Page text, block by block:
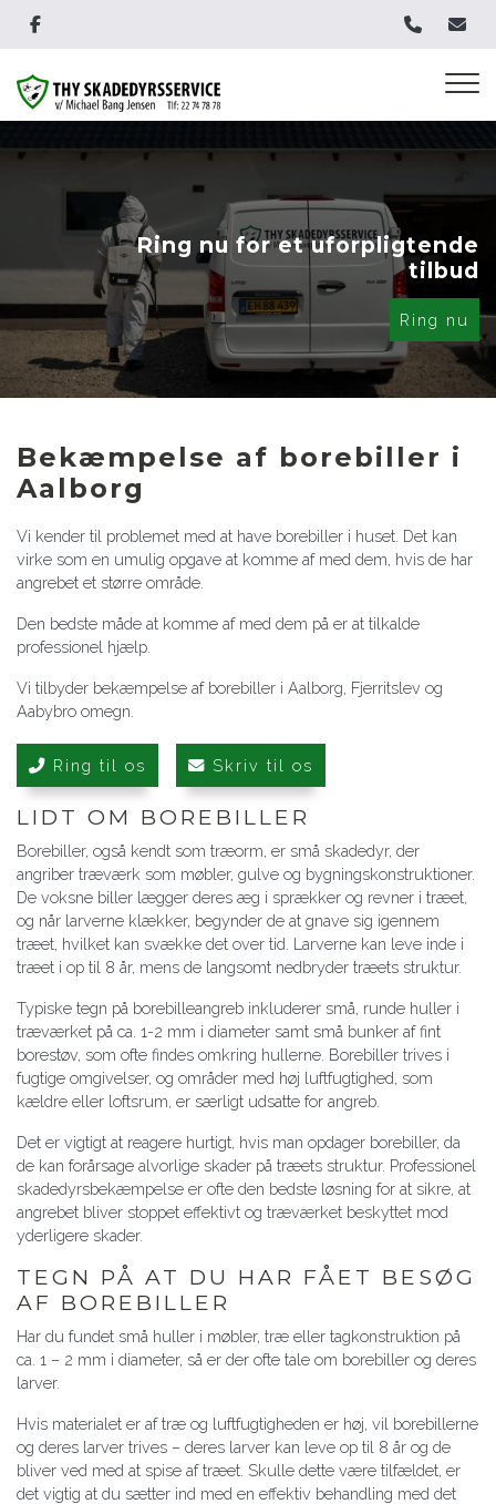
Ring nu for et uforpligtende
tilbud
Ring nu
Bekæmpelse af borebiller i
Aalborg
Vi kender til problemet med at have borebiller i huset. Det kan
virke som en umulig opgave at komme af med dem, hvis de har
angrebet et større område.
Den bedste måde at komme af med dem på er at tilkalde
professionel hjælp.
Vi tilbyder bekæmpelse af borebiller i Aalborg, Fjerritslev og
Aabybro omegn.
Ring til os Skriv til os
LIDT OM BOREBILLER
Borebiller, også kendt som træorm, er små skadedyr, der
angriber træværk som møbler, gulve og bygningskonstruktioner.
De voksne biller lægger deres æg i sprækker og revner i træet,
og når larverne klækker, begynder de at gnave sig igennem
træet, hvilket kan svække det over tid. Larverne kan leve inde i
træet i op til 8 år, mens de langsomt nedbryder træets struktur.
Typiske tegn på borebilleangreb inkluderer små, runde huller i
træværket på ca. 1-2 mm i diameter samt små bunker af fint
borestøv, som ofte findes omkring hullerne. Borebiller trives i
fugtige omgivelser, og områder med høj luftfugtighed, som
kældre eller loftsrum, er særligt udsatte for angreb.
Det er vigtigt at reagere hurtigt, hvis man opdager borebiller, da
de kan forårsage alvorlige skader på træets struktur. Professionel
skadedyrsbekæmpelse er ofte den bedste løsning for at sikre, at
angrebet bliver stoppet effektivt og træværket beskyttet mod
yderligere skader.
TEGN PÅ AT DU HAR FÅET BESØG
AF BOREBILLER
Har du fundet små huller i møbler, træ eller tagkonstruktion på
ca. 1 – 2 mm i diameter, så er der ofte tale om borebiller og deres
larver.
Hvis materialet er af træ og luftfugtigheden er høj, vil borebillerne
og deres larver trives – deres larver kan leve op til 8 år og de
bliver ved med at spise af træet. Skulle dette være tilfældet, er
det vigtig at du sætter ind med en effektiv behandling med det